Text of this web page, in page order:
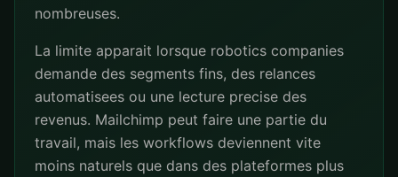
nombreuses.
La limite apparait lorsque robotics companies
demande des segments fins, des relances
automatisees ou une lecture precise des
revenus. Mailchimp peut faire une partie du
travail, mais les workflows deviennent vite
moins naturels que dans des plateformes plus